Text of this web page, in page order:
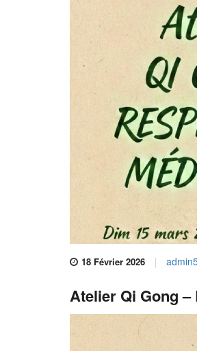
18 Février 2026
Atelier Qi Gong –